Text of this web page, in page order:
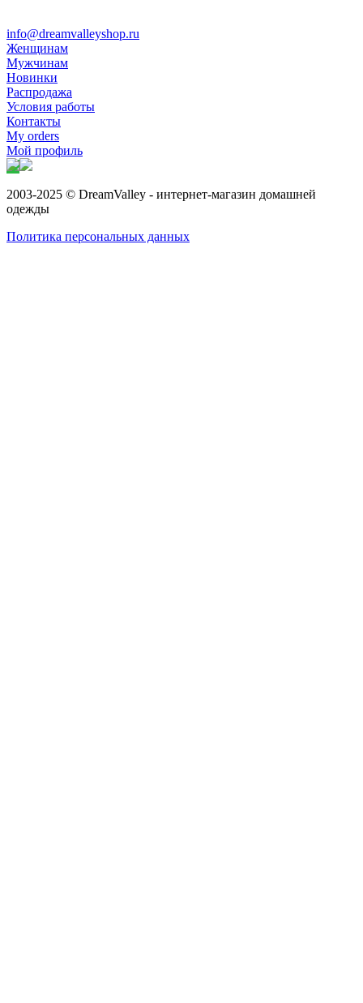
info@dreamvalleyshop.ru
Женщинам
Мужчинам
Новинки
Распродажа
Условия работы
Контакты
My orders
Мой профиль
2003-2025 © DreamValley - интернет-магазин домашней
одежды
Политика персональных данных